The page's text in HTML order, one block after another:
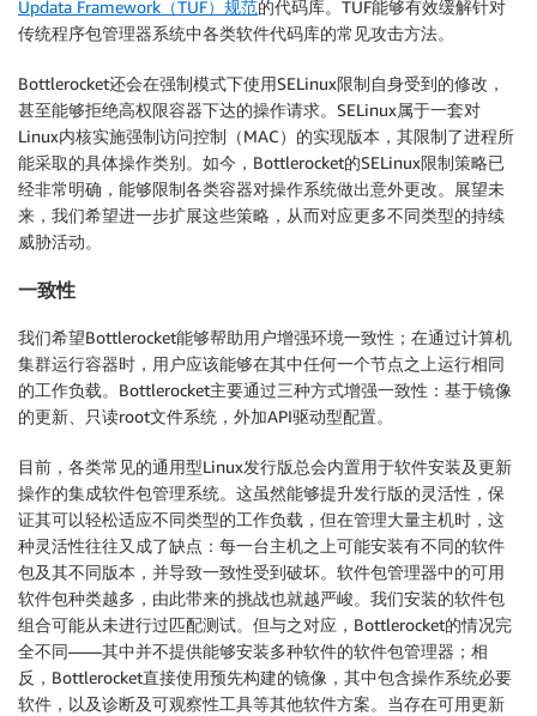
Updata Framework（TUF）规范的代码库。TUF能够有效缓解针对
传统程序包管理器系统中各类软件代码库的常见攻击方法。
Bottlerocket还会在强制模式下使用SELinux限制自身受到的修改，
甚至能够拒绝高权限容器下达的操作请求。SELinux属于一套对
Linux内核实施强制访问控制（MAC）的实现版本，其限制了进程所
能采取的具体操作类别。如今，Bottlerocket的SELinux限制策略已
经非常明确，能够限制各类容器对操作系统做出意外更改。展望未
来，我们希望进一步扩展这些策略，从而对应更多不同类型的持续
威胁活动。
一致性
我们希望Bottlerocket能够帮助用户增强环境一致性；在通过计算机
集群运行容器时，用户应该能够在其中任何一个节点之上运行相同
的工作负载。Bottlerocket主要通过三种方式增强一致性：基于镜像
的更新、只读root文件系统，外加API驱动型配置。
目前，各类常见的通用型Linux发行版总会内置用于软件安装及更新
操作的集成软件包管理系统。这虽然能够提升发行版的灵活性，保
证其可以轻松适应不同类型的工作负载，但在管理大量主机时，这
种灵活性往往又成了缺点：每一台主机之上可能安装有不同的软件
包及其不同版本，并导致一致性受到破坏。软件包管理器中的可用
软件包种类越多，由此带来的挑战也就越严峻。我们安装的软件包
组合可能从未进行过匹配测试。但与之对应，Bottlerocket的情况完
全不同——其中并不提供能够安装多种软件的软件包管理器；相
反，Bottlerocket直接使用预先构建的镜像，其中包含操作系统必要
软件，以及诊断及可观察性工具等其他软件方案。当存在可用更新